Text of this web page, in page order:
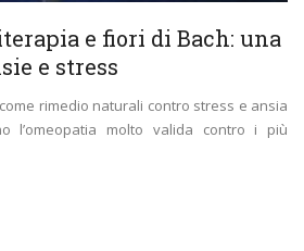
e fiori di Bach: una
e stress
rimedio naturali contro stress e ansia
l’omeopatia molto valida contro i più